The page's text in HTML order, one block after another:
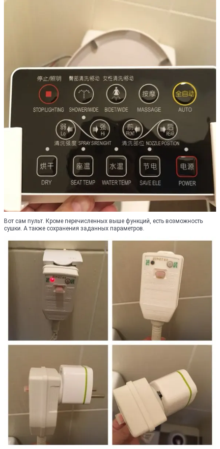
Вот сам пульт. Кроме перечисленных выше функций, есть возможность
сушки. А также сохранения заданных параметров.